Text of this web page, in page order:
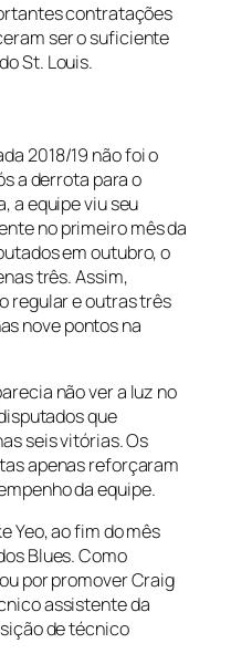
contratações
ser o suficiente
St. Louis.
2018/19 não foi o
a derrota para o
a equipe viu seu
no primeiro mês da
em outubro, o
três. Assim,
regular e outras três
nove pontos na
não ver a luz no
que
seis vitórias. Os
apenas reforçaram
da equipe.
Yeo, ao fim do mês
Blues. Como
por promover Craig
assistente da
de técnico